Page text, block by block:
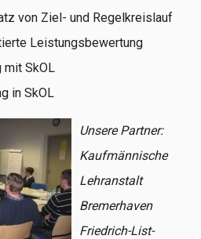
von Ziel- und Regelkreislauf
Leistungsbewertung
mit SkOL
in SkOL
Unsere Partner:
Kaufmännische
Lehranstalt
Bremerhaven
Friedrich-List-